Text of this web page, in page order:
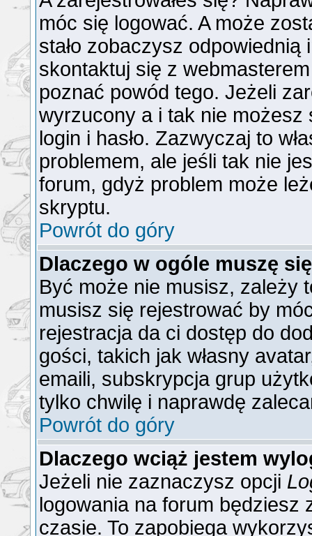
móc się logować. A może
stało zobaczysz
skontaktuj się z
poznać powód tego. Jeżeli
wyrzucony a i tak nie
login i hasło. Zazwyczaj to
problemem, ale jeśli tak nie
forum, gdyż problem może
skryptu.
Powrót do góry
Dlaczego w ogóle muszę
Być może nie musisz, zależy
musisz się rejestrować by
rejestracja da ci dostęp do
gości, takich jak własny
emaili, subskrypcja grup
tylko chwilę i naprawdę
Powrót do góry
Dlaczego wciąż jestem
Jeżeli nie zaznaczysz opcji
logowania na forum będziesz
czasie. To zapobiega